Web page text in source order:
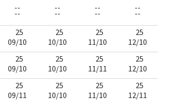
--
--
--
--
--
--
--
--
25
09/10
25
10/10
25
11/10
25
12/10
25
09/10
25
10/10
25
11/11
25
12/10
25
09/11
25
10/10
25
11/10
25
12/11